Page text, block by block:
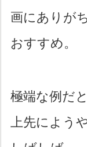
画にありが
おすすめ。
極端な例だ
上先によう